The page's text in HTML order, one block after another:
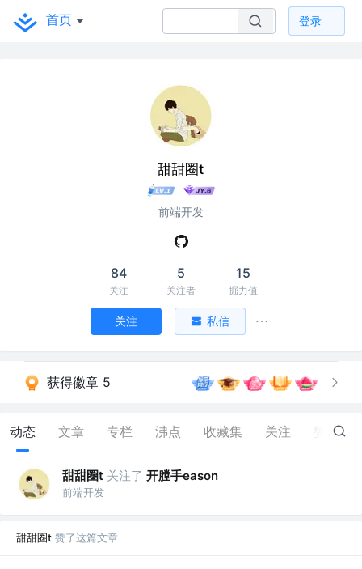
首页 登录
甜甜圈t
前端开发
84
关注
5
关注者
15
掘力值
关注 私信
获得徽章 5
动态 文章 专栏 沸点 收藏集 关注 358
甜甜圈t 关注了 开膛手eason
前端开发
甜甜圈t 赞了这篇文章